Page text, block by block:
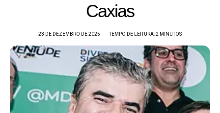
Caxias
23 DE DEZEMBRO DE 2025 TEMPO DE LEITURA: 2 MINUTOS